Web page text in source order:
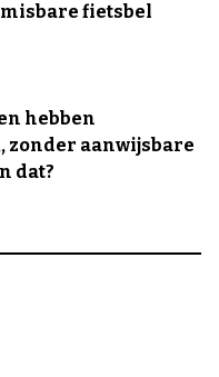
fietsbel
hebben
zonder aanwijsbare
dat?